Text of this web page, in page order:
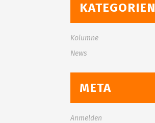
KATEGORIEN
Kolumne
News
META
Anmelden